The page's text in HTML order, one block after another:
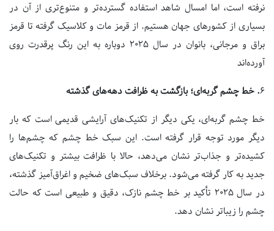
نرفته است، اما امسال شاهد استفاده گسترده‌تر و متنوع‌تری از آن در
بسیاری از کشورهای جهان هستیم. از قرمز مات و کلاسیک گرفته تا قرمز
براق و مرجانی، بانوان در سال ۲۰۲۵ دوباره به این رنگ پرقدرت روی
آورده‌اند
۶.خط چشم گربه‌ای؛ بازگشت به ظرافت دهه‌های گذشته
خط چشم گربه‌ای، یکی دیگر از تکنیک‌های آرایشی قدیمی است که بار
دیگر مورد توجه قرار گرفته است. این سبک خط چشم که چشم‌ها را
کشیده‌تر و جذاب‌تر نشان می‌دهد، حالا با ظرافت بیشتر و تکنیک‌های
جدید به کار گرفته می‌شود. برخلاف سبک‌های ضخیم و اغراق‌آمیز گذشته،
در سال۲۰۲۵ تأکید بر خط چشم نازک، دقیق و طبیعی است که حالت
چشم را زیباتر نشان دهد.